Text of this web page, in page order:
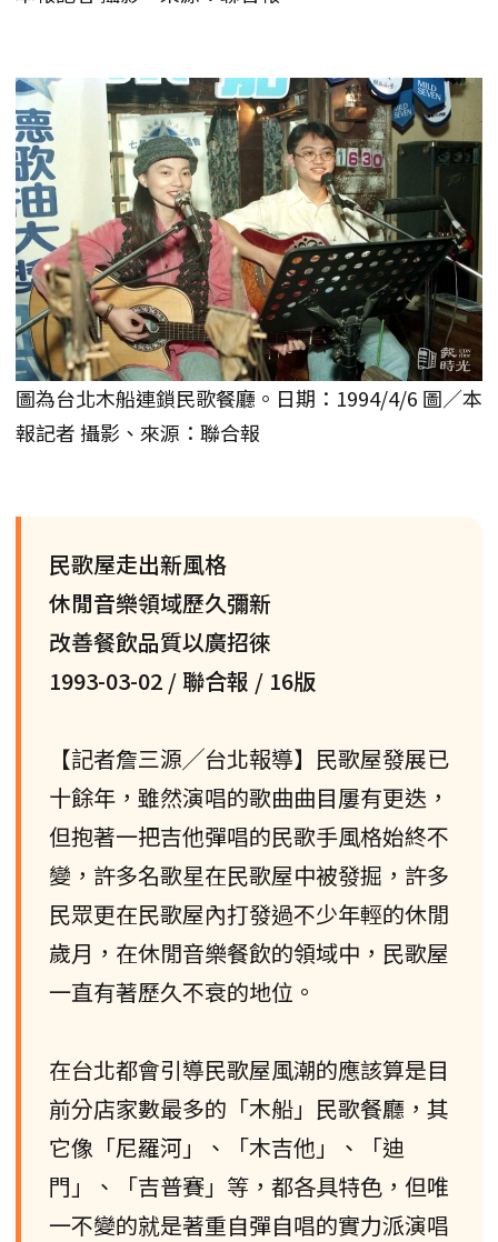
圖為台北木船連鎖民歌餐廳。日期：1994/4/6 圖／本
報記者 攝影、來源：聯合報
民歌屋走出新風格
休閒音樂領域歷久彌新
改善餐飲品質以廣招徠
1993-03-02 / 聯合報 / 16版
【記者詹三源╱台北報導】民歌屋發展已
十餘年，雖然演唱的歌曲曲目屢有更迭，
但抱著一把吉他彈唱的民歌手風格始終不
變，許多名歌星在民歌屋中被發掘，許多
民眾更在民歌屋內打發過不少年輕的休閒
歲月，在休閒音樂餐飲的領域中，民歌屋
一直有著歷久不衰的地位。
在台北都會引導民歌屋風潮的應該算是目
前分店家數最多的「木船」民歌餐廳，其
它像「尼羅河」、「木吉他」、「迪
門」、「吉普賽」等，都各具特色，但唯
一不變的就是著重自彈自唱的實力派演唱